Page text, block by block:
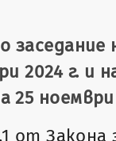
2024 г. и
25 ноември
от